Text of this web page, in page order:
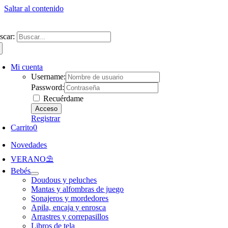
Saltar al contenido
Mi cuenta
Username:
Password:
Recuérdame
Registrar
Carrito0
Novedades
VERANO⛱️​
Bebés
Doudous y peluches
Mantas y alfombras de juego
Sonajeros y mordedores
Apila, encaja y enrosca
Arrastres y correpasillos
Libros de tela